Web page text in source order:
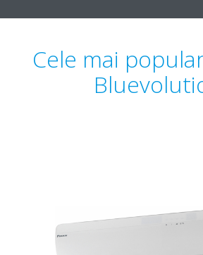
Cele mai